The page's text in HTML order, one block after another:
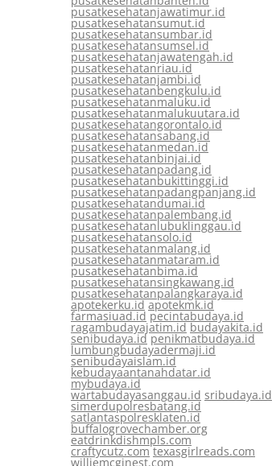
pusatkesehatanjawatimur.id
pusatkesehatansumut.id
pusatkesehatansumbar.id
pusatkesehatansumsel.id
pusatkesehatanjawatengah.id
pusatkesehatanriau.id
pusatkesehatanjambi.id
pusatkesehatanbengkulu.id
pusatkesehatanmaluku.id
pusatkesehatanmalukuutara.id
pusatkesehatangorontalo.id
pusatkesehatansabang.id
pusatkesehatanmedan.id
pusatkesehatanbinjai.id
pusatkesehatanpadang.id
pusatkesehatanbukittinggi.id
pusatkesehatanpadangpanjang.id
pusatkesehatandumai.id
pusatkesehatanpalembang.id
pusatkesehatanlubuklinggau.id
pusatkesehatansolo.id
pusatkesehatanmalang.id
pusatkesehatanmataram.id
pusatkesehatanbima.id
pusatkesehatansingkawang.id
pusatkesehatanpalangkaraya.id
apotekerku.id apotekmk.id
farmasiuad.id pecintabudaya.id
ragambudayajatim.id budayakita.id
senibudaya.id penikmatbudaya.id
lumbungbudayadermaji.id
senibudayaislam.id
kebudayaantanahdatar.id
mybudaya.id
wartabudayasanggau.id sribudaya.id
simerdupolresbatang.id
satlantaspolresklaten.id
buffalogrovechamber.org
eatdrinkdishmpls.com
craftycutz.com texasgirlreads.com
williemcginest.com